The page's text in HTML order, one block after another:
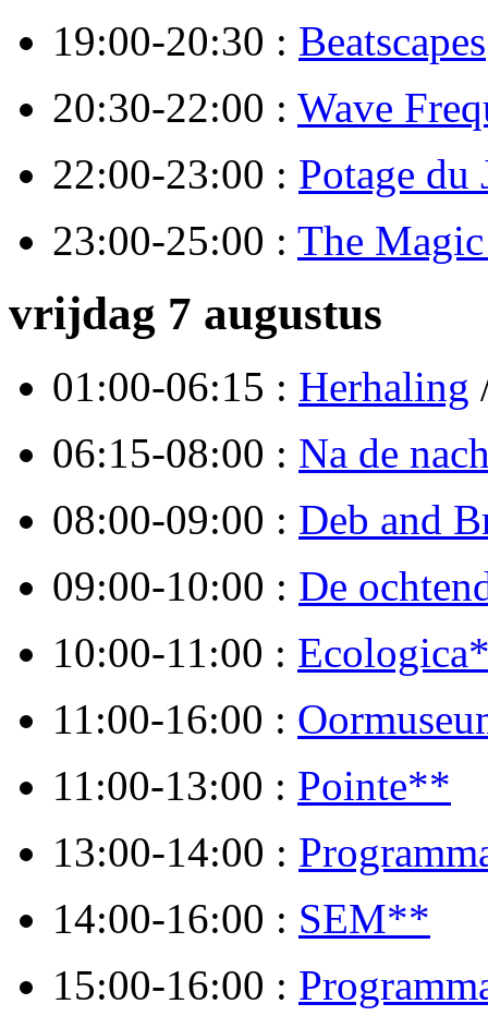
19:00-20:30 : Beatscapes
20:30-22:00 : Wave
22:00-23:00 : Potage du
23:00-25:00 : The
vrijdag 7 augustus
01:00-06:15 : Herhaling
06:15-08:00 : Na de
08:00-09:00 : Deb and
09:00-10:00 : De
10:00-11:00 :
11:00-16:00 :
11:00-13:00 : Pointe**
13:00-14:00 :
14:00-16:00 : SEM**
15:00-16:00 :